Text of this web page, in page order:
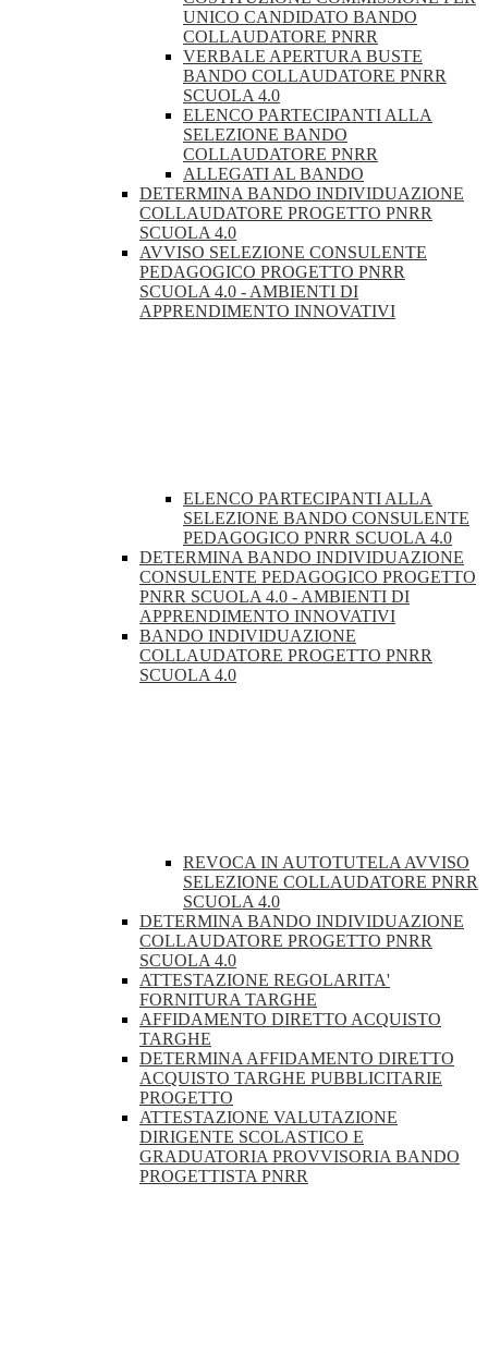
UNICO CANDIDATO BANDO
COLLAUDATORE PNRR
VERBALE APERTURA BUSTE
BANDO COLLAUDATORE PNRR
SCUOLA 4.0
ELENCO PARTECIPANTI ALLA
SELEZIONE BANDO
COLLAUDATORE PNRR
ALLEGATI AL BANDO
DETERMINA BANDO INDIVIDUAZIONE
COLLAUDATORE PROGETTO PNRR
SCUOLA 4.0
AVVISO SELEZIONE CONSULENTE
PEDAGOGICO PROGETTO PNRR
SCUOLA 4.0 - AMBIENTI DI
APPRENDIMENTO INNOVATIVI
ELENCO PARTECIPANTI ALLA
SELEZIONE BANDO CONSULENTE
PEDAGOGICO PNRR SCUOLA 4.0
DETERMINA BANDO INDIVIDUAZIONE
CONSULENTE PEDAGOGICO PROGETTO
PNRR SCUOLA 4.0 - AMBIENTI DI
APPRENDIMENTO INNOVATIVI
BANDO INDIVIDUAZIONE
COLLAUDATORE PROGETTO PNRR
SCUOLA 4.0
REVOCA IN AUTOTUTELA AVVISO
SELEZIONE COLLAUDATORE PNRR
SCUOLA 4.0
DETERMINA BANDO INDIVIDUAZIONE
COLLAUDATORE PROGETTO PNRR
SCUOLA 4.0
ATTESTAZIONE REGOLARITA'
FORNITURA TARGHE
AFFIDAMENTO DIRETTO ACQUISTO
TARGHE
DETERMINA AFFIDAMENTO DIRETTO
ACQUISTO TARGHE PUBBLICITARIE
PROGETTO
ATTESTAZIONE VALUTAZIONE
DIRIGENTE SCOLASTICO E
GRADUATORIA PROVVISORIA BANDO
PROGETTISTA PNRR